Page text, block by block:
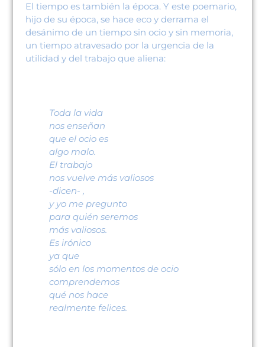
El tiempo es también la época. Y este poemario,
hijo de su época, se hace eco y derrama el
desánimo de un tiempo sin ocio y sin memoria,
un tiempo atravesado por la urgencia de la
utilidad y del trabajo que aliena:
Toda la vida
nos enseñan
que el ocio es
algo malo.
El trabajo
nos vuelve más valiosos
-dicen- ,
y yo me pregunto
para quién seremos
más valiosos.
Es irónico
ya que
sólo en los momentos de ocio
comprendemos
qué nos hace
realmente felices.